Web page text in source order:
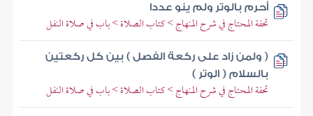
أحرم بالوتر ولم ينو عددا
تحفة المحتاج في شرح المنهاج > كتاب الصلاة > باب في صلاة النفل
( ولمن زاد على ركعة الفصل ) بين كل ركعتين
بالسلام ( الوتر )
تحفة المحتاج في شرح المنهاج > كتاب الصلاة > باب في صلاة النفل